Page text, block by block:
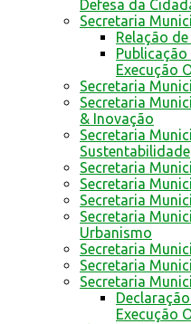
Defesa da
Secretaria
Relação
Execução
Secretaria
Secretaria
& Inovação
Secretaria
Sustentabilidade
Secretaria
Secretaria
Secretaria
Secretaria
Urbanismo
Secretaria
Secretaria
Secretaria
Execução